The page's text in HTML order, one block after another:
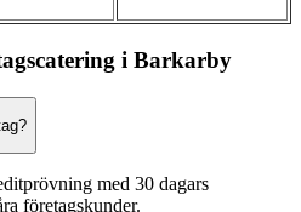
i Barkarby
med 30 dagars
företagskunder.